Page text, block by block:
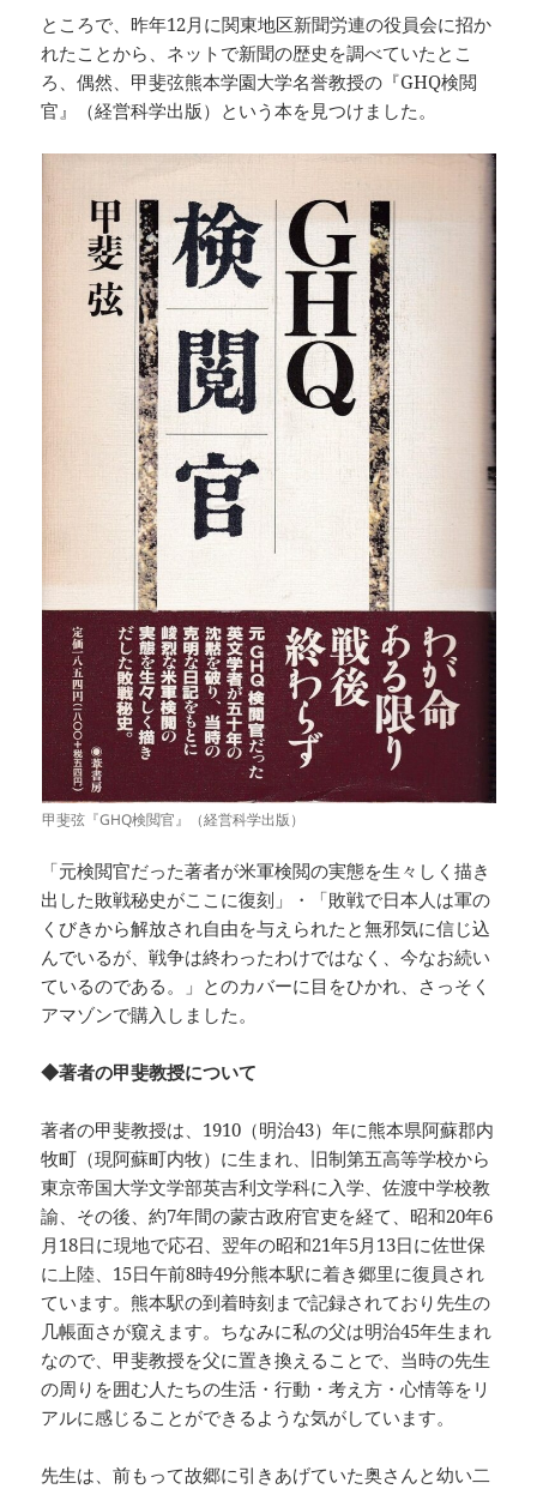
ところで、昨年12月に関東地区新聞労連の役員会に招か
れたことから、ネットで新聞の歴史を調べていたとこ
ろ、偶然、甲斐弦熊本学園大学名誉教授の『GHQ検閲
官』（経営科学出版）という本を見つけました。
甲斐弦『GHQ検閲官』（経営科学出版）
「元検閲官だった著者が米軍検閲の実態を生々しく描き
出した敗戦秘史がここに復刻」・「敗戦で日本人は軍の
くびきから解放され自由を与えられたと無邪気に信じ込
んでいるが、戦争は終わったわけではなく、今なお続い
ているのである。」とのカバーに目をひかれ、さっそく
アマゾンで購入しました。
◆著者の甲斐教授について
著者の甲斐教授は、1910（明治43）年に熊本県阿蘇郡内
牧町（現阿蘇町内牧）に生まれ、旧制第五高等学校から
東京帝国大学文学部英吉利文学科に入学、佐渡中学校教
諭、その後、約7年間の蒙古政府官吏を経て、昭和20年6
月18日に現地で応召、翌年の昭和21年5月13日に佐世保
に上陸、15日午前8時49分熊本駅に着き郷里に復員され
ています。熊本駅の到着時刻まで記録されており先生の
几帳面さが窺えます。ちなみに私の父は明治45年生まれ
なので、甲斐教授を父に置き換えることで、当時の先生
の周りを囲む人たちの生活・行動・考え方・心情等をリ
アルに感じることができるような気がしています。
先生は、前もって故郷に引きあげていた奥さんと幼い二